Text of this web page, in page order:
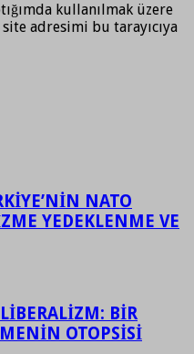
kullanılmak üzere
adresimi bu tarayıcıya
NATO
YEDEKLENME VE
BİR
OTOPSİSİ